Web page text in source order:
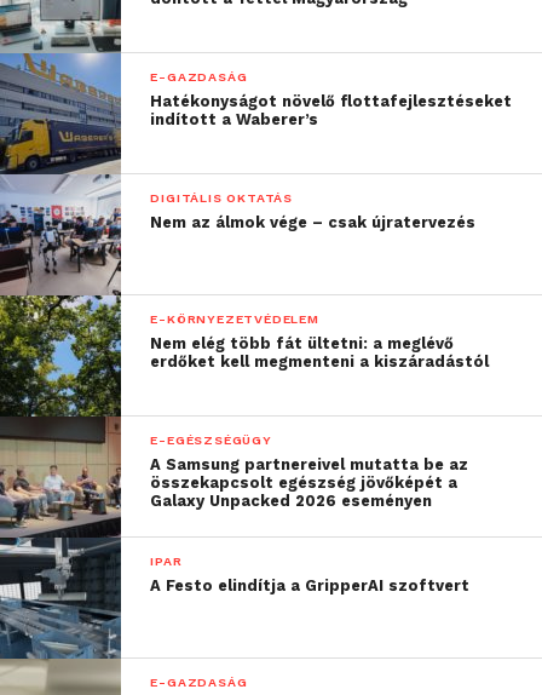
E-GAZDASÁG
Hatékonyságot növelő flottafejlesztéseket
indított a Waberer’s
DIGITÁLIS OKTATÁS
Nem az álmok vége – csak újratervezés
E-KÖRNYEZETVÉDELEM
Nem elég több fát ültetni: a meglévő
erdőket kell megmenteni a kiszáradástól
E-EGÉSZSÉGÜGY
A Samsung partnereivel mutatta be az
összekapcsolt egészség jövőképét a
Galaxy Unpacked 2026 eseményen
IPAR
A Festo elindítja a GripperAI szoftvert
E-GAZDASÁG